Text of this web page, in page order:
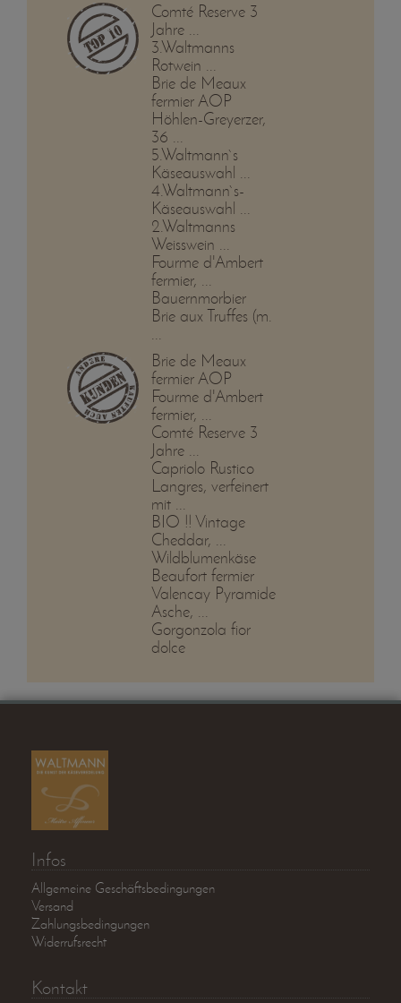
Comté Reserve 3
Jahre ...
3.Waltmanns
Rotwein ...
Brie de Meaux
fermier AOP
Höhlen-Greyerzer,
36 ...
5.Waltmann`s
Käseauswahl ...
4.Waltmann`s-
Käseauswahl ...
2.Waltmanns
Weisswein ...
Fourme d'Ambert
fermier, ...
Bauernmorbier
Brie aux Truffes (m.
...
Brie de Meaux
fermier AOP
Fourme d'Ambert
fermier, ...
Comté Reserve 3
Jahre ...
Capriolo Rustico
Langres, verfeinert
mit ...
BIO !! Vintage
Cheddar, ...
Wildblumenkäse
Beaufort fermier
Valencay Pyramide
Asche, ...
Gorgonzola fior
dolce
Infos
Allgemeine Geschäftsbedingungen
Versand
Zahlungsbedingungen
Widerrufsrecht
Kontakt